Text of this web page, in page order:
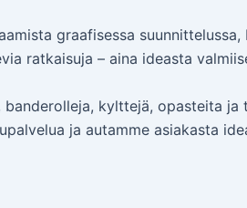
graafisessa
ratkaisuja – aina ideasta
kylttejä, opasteita
ja autamme asiakasta